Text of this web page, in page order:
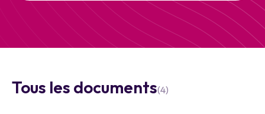
Tous les documents(4)